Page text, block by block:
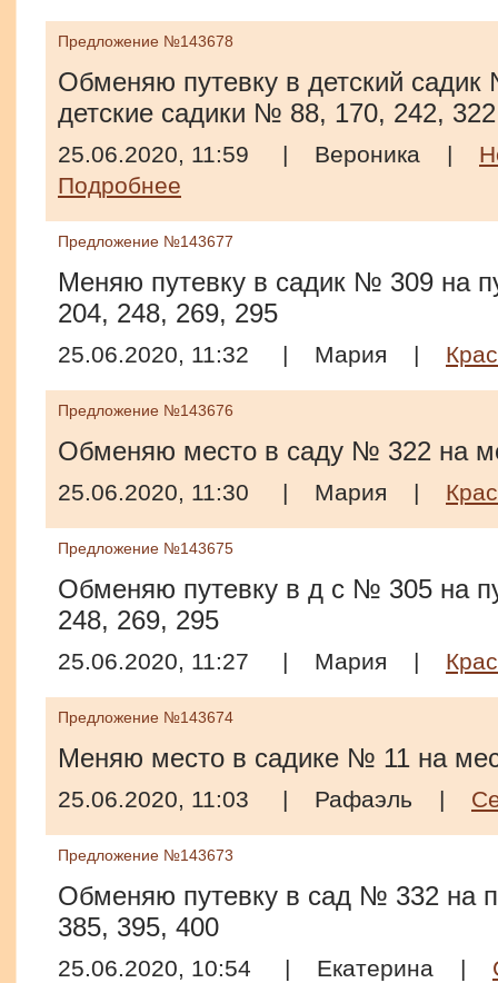
Предложение №143678
Обменяю путевку в детский садик
детские садики № 88, 170, 242,
25.06.2020, 11:59 | Вероника |
Подробнее
Предложение №143677
Меняю путевку в садик № 309 на
204, 248, 269, 295
25.06.2020, 11:32 | Мария |
Предложение №143676
Обменяю место в саду № 322 на
25.06.2020, 11:30 | Мария |
Предложение №143675
Обменяю путевку в д с № 305 на
248, 269, 295
25.06.2020, 11:27 | Мария |
Предложение №143674
Меняю место в садике № 11 на
25.06.2020, 11:03 | Рафаэль |
Предложение №143673
Обменяю путевку в сад № 332 на
385, 395, 400
25.06.2020, 10:54 | Екатерина |